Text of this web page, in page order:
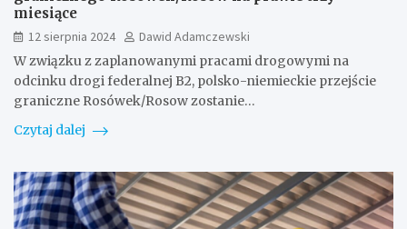
miesiące
12 sierpnia 2024
Dawid Adamczewski
W związku z zaplanowanymi pracami drogowymi na
odcinku drogi federalnej B2, polsko-niemieckie przejście
graniczne Rosówek/Rosow zostanie…
Czytaj dalej